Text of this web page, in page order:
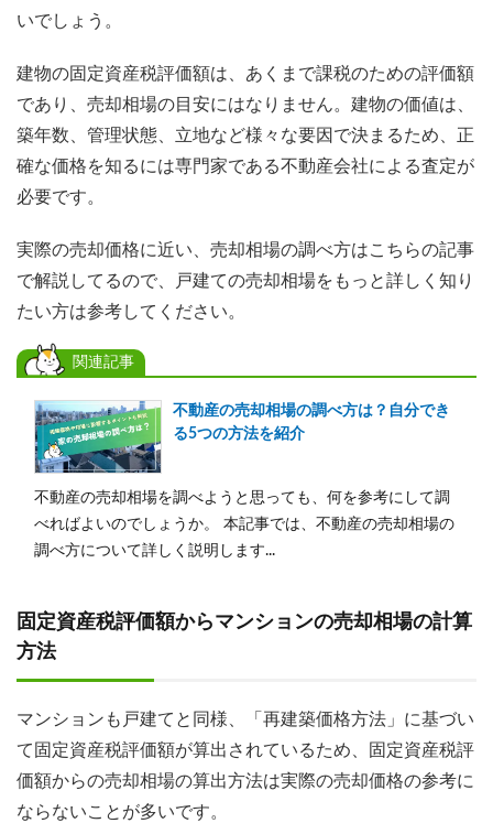
いでしょう。
建物の固定資産税評価額は、あくまで課税のための評価額
であり、売却相場の目安にはなりません。建物の価値は、
築年数、管理状態、立地など様々な要因で決まるため、正
確な価格を知るには専門家である不動産会社による査定が
必要です。
実際の売却価格に近い、売却相場の調べ方はこちらの記事
で解説してるので、戸建ての売却相場をもっと詳しく知り
たい方は参考してください。
関連記事
不動産の売却相場の調べ方は？自分でき
る5つの方法を紹介
不動産の売却相場を調べようと思っても、何を参考にして調
べればよいのでしょうか。 本記事では、不動産の売却相場の
調べ方について詳しく説明します...
固定資産税評価額からマンションの売却相場の計算
方法
マンションも戸建てと同様、「再建築価格方法」に基づい
て固定資産税評価額が算出されているため、固定資産税評
価額からの売却相場の算出方法は実際の売却価格の参考に
ならないことが多いです。